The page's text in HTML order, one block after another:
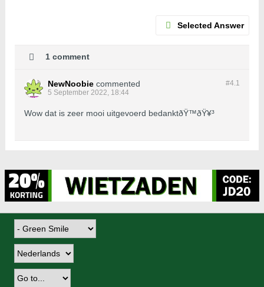
Selected Answer
1 comment
#4.1
NewNoobie commented
5 September 2022, 18:44
Wow dat is zeer mooi uitgevoerd bedanktðŸ™ðŸ¥³